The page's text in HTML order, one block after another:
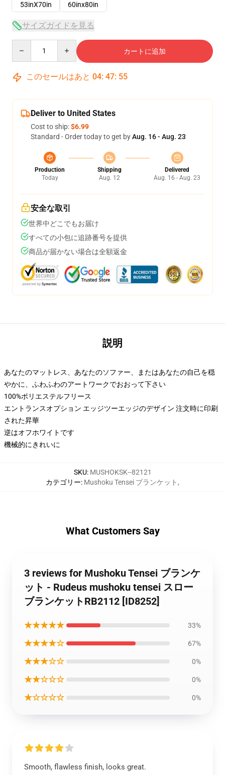
53inX70in
60inx80in
サイズガイドを見る
カートに追加
このセールはあと 04: 47: 54
Deliver to United States
Cost to ship:$6.99
Standard - Order today to get byAug. 16 - Aug. 23
Production
Today
Shipping
Aug. 12
Delivered
Aug. 16 - Aug. 23
安全な取引
世界中どこでもお届け
すべての小包に追跡番号を提供
商品が届かない場合は全額返金
説明
あなたのマットレス、あなたのソファー、またはあなたの自己を穏
やかに、ふわふわのアートワークでおおって下さい
100%ポリエステルフリース
エントランスオプション エッジツーエッジのデザイン 注文時に印刷
された昇華
逆はオフホワイトです
機械的にきれいに
SKU: MUSHOKSK--82121
カテゴリー: Mushoku Tensei ブランケット ,
What Customers Say
3 reviews for Mushoku Tensei ブランケ
ット - Rudeus mushoku tensei スロー
ブランケットRB2112 [ID8252]
★★★★★ 33%
★★★★☆ 67%
★★★☆☆ 0%
★★☆☆☆ 0%
★☆☆☆☆ 0%
Smooth, flawless finish, looks great.